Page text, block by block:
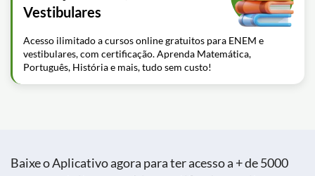
Vestibulares
Acesso ilimitado a cursos online gratuitos para ENEM e
vestibulares, com certificação. Aprenda Matemática,
Português, História e mais, tudo sem custo!
Baixe o Aplicativo agora para ter acesso a + de 5000